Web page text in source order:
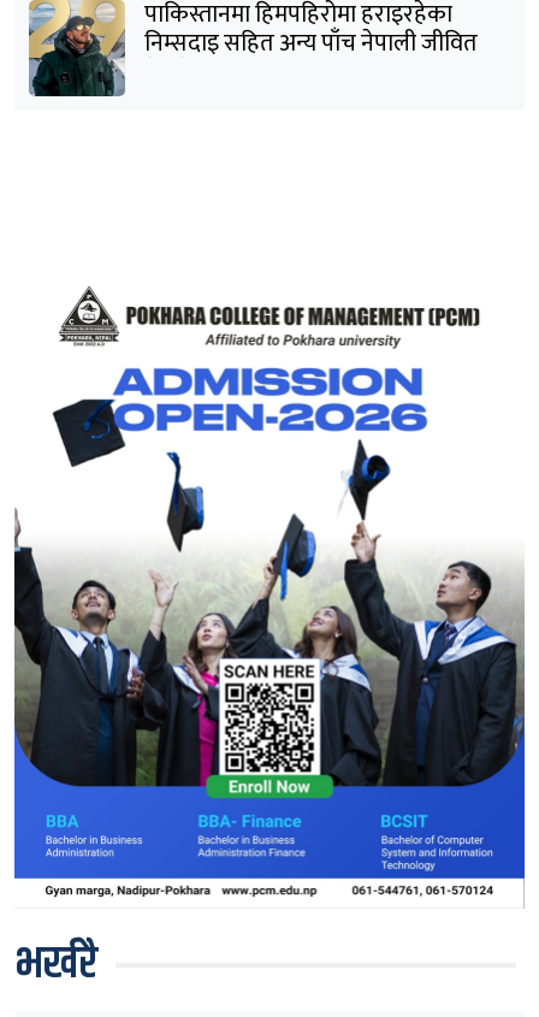
पाकिस्तानमा हिमपहिरोमा हराइरहेका
निम्सदाइ सहित अन्य पाँच नेपाली जीवित
भर्खरै